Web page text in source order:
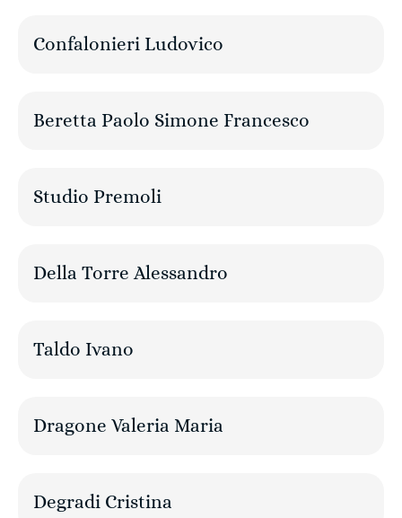
Confalonieri Ludovico
Beretta Paolo Simone Francesco
Studio Premoli
Della Torre Alessandro
Taldo Ivano
Dragone Valeria Maria
Degradi Cristina